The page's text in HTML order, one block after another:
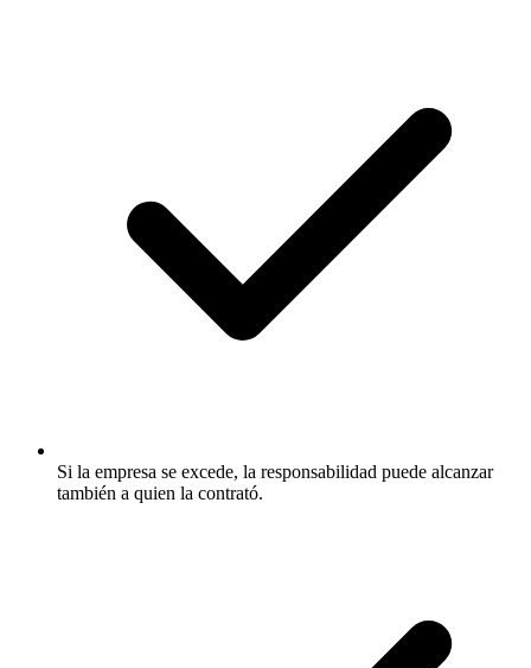
Si la empresa se excede, la responsabilidad puede alcanzar
también a quien la contrató.